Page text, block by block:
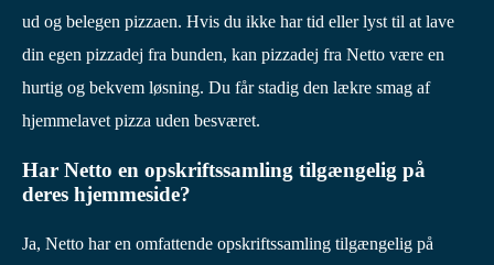
ud og belegen pizzaen. Hvis du ikke har tid eller lyst til at lave
din egen pizzadej fra bunden, kan pizzadej fra Netto være en
hurtig og bekvem løsning. Du får stadig den lækre smag af
hjemmelavet pizza uden besværet.
Har Netto en opskriftssamling tilgængelig på
deres hjemmeside?
Ja, Netto har en omfattende opskriftssamling tilgængelig på